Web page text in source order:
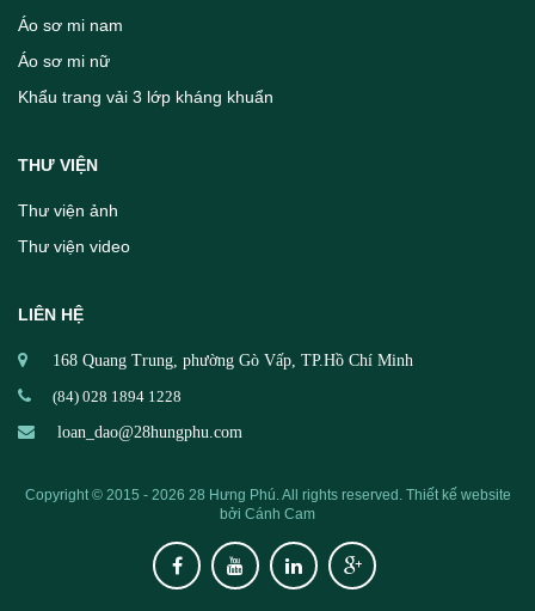
Áo sơ mi nam
Áo sơ mi nữ
Khẩu trang vải 3 lớp kháng khuẩn
THƯ VIỆN
Thư viện ảnh
Thư viện video
LIÊN HỆ
168 Quang Trung, phường Gò Vấp, TP.Hồ Chí Minh
(84) 028 1894 1228
loan_dao@28hungphu.com
Copyright © 2015 - 2026 28 Hưng Phú. All rights reserved. Thiết kế website
bởi Cánh Cam